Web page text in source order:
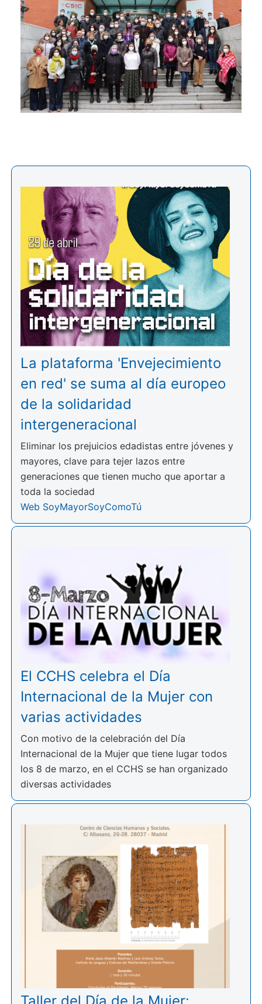
La plataforma 'Envejecimiento
en red' se suma al día europeo
de la solidaridad
intergeneracional
Eliminar los prejuicios edadistas entre jóvenes y
mayores, clave para tejer lazos entre
generaciones que tienen mucho que aportar a
toda la sociedad
Web SoyMayorSoyComoTú
El CCHS celebra el Día
Internacional de la Mujer con
varias actividades
Con motivo de la celebración del Día
Internacional de la Mujer que tiene lugar todos
los 8 de marzo, en el CCHS se han organizado
diversas actividades